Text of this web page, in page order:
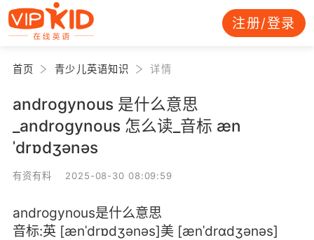
注册/登录
首页 青少儿英语知识 详情
androgynous 是什么意思
_androgynous 怎么读_音标 æn
ˈdrɒdʒənəs
有资有料 2025-08-30 08:09:59
androgynous是什么意思
音标:英 [ænˈdrɒdʒənəs]美 [ænˈdrɑdʒənəs]